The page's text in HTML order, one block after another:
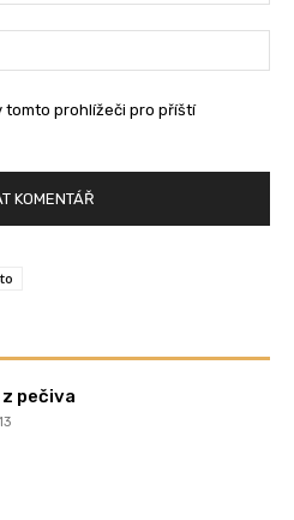
tomto prohlížeči pro příští
pečiva